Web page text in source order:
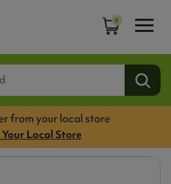
0
from your local store
Your Local Store